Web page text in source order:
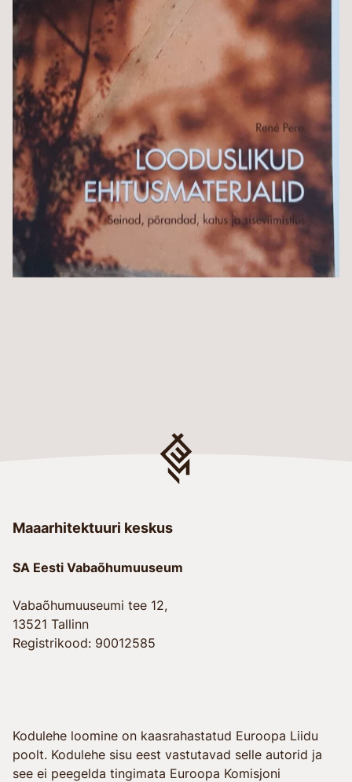
Maaarhitektuuri keskus
SA Eesti Vabaõhumuuseum
Vabaõhumuuseumi tee 12,
13521 Tallinn
Registrikood: 90012585
Kodulehe loomine on kaasrahastatud Euroopa Liidu
poolt. Kodulehe sisu eest vastutavad selle autorid ja
see ei peegelda tingimata Euroopa Komisjoni